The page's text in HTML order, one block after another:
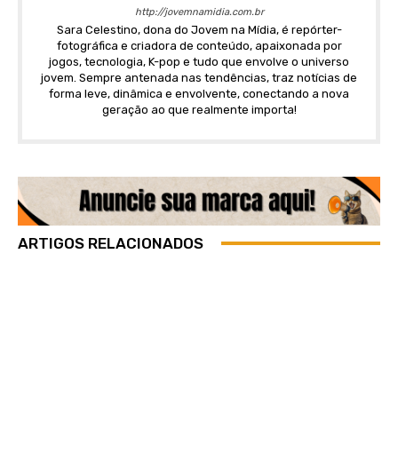
http://jovemnamidia.com.br
Sara Celestino, dona do Jovem na Mídia, é repórter-
fotográfica e criadora de conteúdo, apaixonada por
jogos, tecnologia, K-pop e tudo que envolve o universo
jovem. Sempre antenada nas tendências, traz notícias de
forma leve, dinâmica e envolvente, conectando a nova
geração ao que realmente importa!
ARTIGOS RELACIONADOS